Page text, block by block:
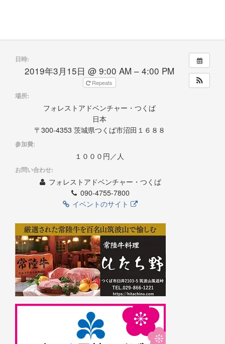
日時:
2019年3月15日 @ 9:00 AM – 4:00 PM
Repeats
場所:
フォレストアドベンチャー・つくば
日本
〒300-4353 茨城県つくば市沼田１６８８
参加費:
１０００円／人
お問い合わせ:
フォレストアドベンチャー・つくば
090-4755-7800
イベントのサイト